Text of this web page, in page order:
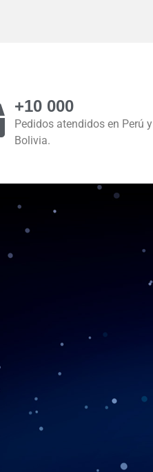
+10 000
Pedidos atendidos en Perú y
Bolivia.